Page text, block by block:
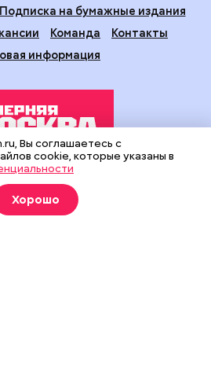
Подписка на бумажные издания
Команда
Контакты
информация
поддержке Департамента
и рекламы города Москвы.
технологии
предоставления информации
Вы соглашаетесь с
cookie, которые указаны в
Хорошо